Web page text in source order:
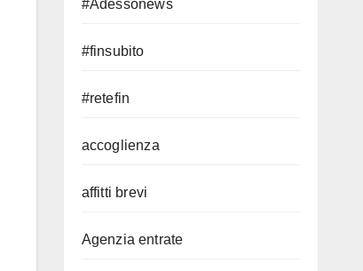
#Adessonews
#finsubito
#retefin
accoglienza
affitti brevi
Agenzia entrate